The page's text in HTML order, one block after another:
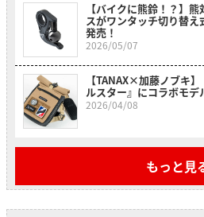
【バイクに熊鈴！？】
スがワンタッチ切り替
発売！
2026/05/07
【TANAX×加藤ノブキ
ルスター』にコラボモデ
2026/04/08
もっと見